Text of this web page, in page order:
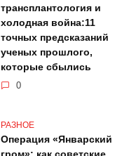
трансплантология и
холодная война:11
точных предсказаний
ученых прошлого,
которые сбылись
0
РАЗНОЕ
Операция «Январский